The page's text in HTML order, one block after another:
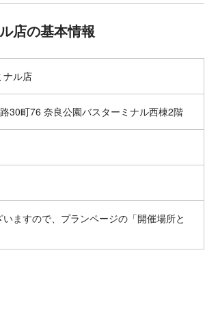
店の基本情報
ル店
30町76 奈良公園バスターミナル西棟2階
ますので、プランページの「開催場所と